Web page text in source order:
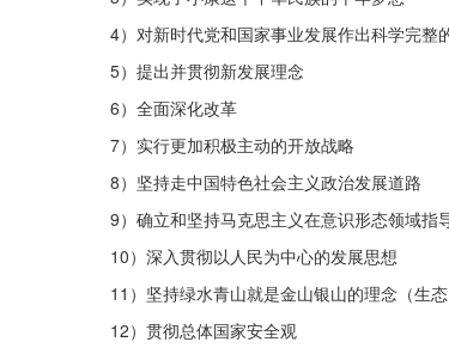
4） 对新时代党和国家事业发展作出科学完整
5）提出并贯彻新发展理念
6）全面深化改革
7）实行更加积极主动的开放战略
8） 坚持走中国特色社会主义政治发展道路
9） 确立和坚持马克思主义在意识形态领域指
10）深入贯彻以人民为中心的发展思想
11） 坚持绿水青山就是金山银山的理念 （生态
12） 贯彻总体国家安全观